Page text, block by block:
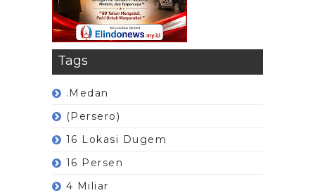
Tags
.Medan
(Persero)
16 Lokasi Dugem
16 Persen
4 Miliar